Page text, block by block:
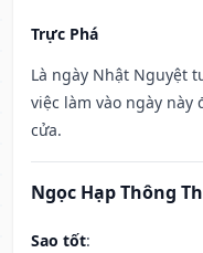
Trực Phá
Là ngày Nhật Nguyệt
việc làm vào ngày
cửa.
Ngọc Hạp Thông
Sao tốt: